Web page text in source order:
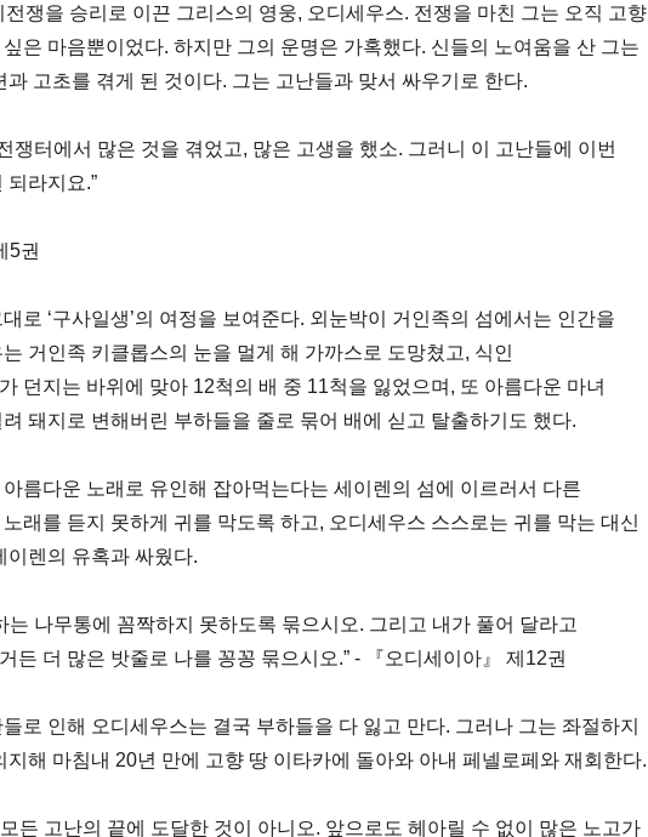
쟁을 승리로 이끈 그리스의 영웅, 오디세우스. 전쟁을 마친 그는 오직 고향
은 마음뿐이었다. 하지만 그의 운명은 가혹했다. 신들의 노여움을 산 그는
과 고초를 겪게 된 것이다. 그는 고난들과 맞서 싸우기로 한다.
쟁터에서 많은 것을 겪었고, 많은 고생을 했소. 그러니 이 고난들에 이번
되라지요.”
5권
로 ‘구사일생’의 여정을 보여준다. 외눈박이 거인족의 섬에서는 인간을
거인족 키클롭스의 눈을 멀게 해 가까스로 도망쳤고, 식인
던지는 바위에 맞아 12척의 배 중 11척을 잃었으며, 또 아름다운 마녀
돼지로 변해버린 부하들을 줄로 묶어 배에 싣고 탈출하기도 했다.
름다운 노래로 유인해 잡아먹는다는 세이렌의 섬에 이르러서 다른
래를 듣지 못하게 귀를 막도록 하고, 오디세우스 스스로는 귀를 막는 대신
이렌의 유혹과 싸웠다.
는 나무통에 꼼짝하지 못하도록 묶으시오. 그리고 내가 풀어 달라고
든 더 많은 밧줄로 나를 꽁꽁 묶으시오.” - 『오디세이아』 제12권
로 인해 오디세우스는 결국 부하들을 다 잃고 만다. 그러나 그는 좌절하지
지해 마침내 20년 만에 고향 땅 이타카에 돌아와 아내 페넬로페와 재회한다.
든 고난의 끝에 도달한 것이 아니오. 앞으로도 헤아릴 수 없이 많은 노고가